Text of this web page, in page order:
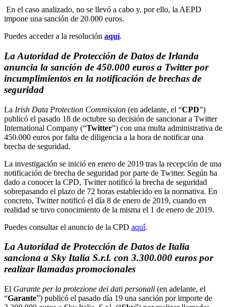
En el caso analizado, no se llevó a cabo y, por ello, la AEPD
impone una sanción de 20.000 euros.
Puedes acceder a la resolución aquí.
La Autoridad de Protección de Datos de Irlanda
anuncia la sanción de 450.000 euros a Twitter por
incumplimientos en la notificación de brechas de
seguridad
La Irish Data Protection Commission (en adelante, el “CPD”)
publicó el pasado 18 de octubre su decisión de sancionar a Twitter
International Company (“Twitter”) con una multa administrativa de
450.000 euros por falta de diligencia a la hora de notificar una
brecha de seguridad.
La investigación se inició en enero de 2019 tras la recepción de una
notificación de brecha de seguridad por parte de Twitter. Según ha
dado a conocer la CPD, Twitter notificó la brecha de seguridad
sobrepasando el plazo de 72 horas establecido en la normativa. En
concreto, Twitter notificó el día 8 de enero de 2019, cuando en
realidad se tuvo conocimiento de la misma el 1 de enero de 2019.
Puedes consultar el anuncio de la CPD aquí.
La Autoridad de Protección de Datos de Italia
sanciona a Sky Italia S.r.l. con 3.300.000 euros por
realizar llamadas promocionales
El Garante per la protezione dei dati personali (en adelante, el
“Garante”) publicó el pasado día 19 una sanción por importe de